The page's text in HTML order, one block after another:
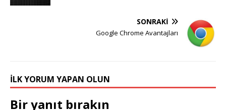
SONRAKI
Google Chrome Avantajları
İLK YORUM YAPAN OLUN
Bir yanıt bırakın